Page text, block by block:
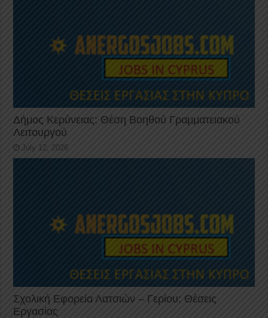
Δήμος Κερύνειας: Θέση Βοηθού Γραμματειακού
Λειτουργού
July 12, 2026
Σχολική Εφορεία Λατσιών – Γερίου: Θέσεις
Εργασίας